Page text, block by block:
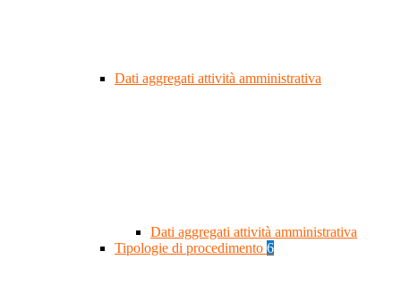
Dati aggregati attività amministrativa
Dati aggregati attività amministrativa
Tipologie di procedimento 6